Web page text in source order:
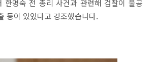
한명숙 전 총리 사건과 관련해 검찰이 불공
등이 있었다고 강조했습니다.